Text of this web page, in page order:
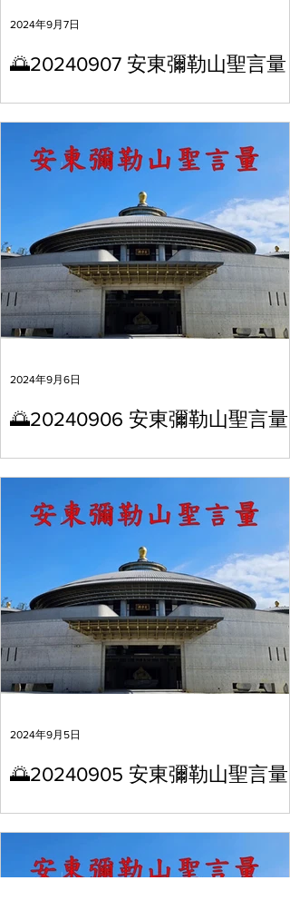
🌅20240907 安東彌勒山聖言量
2024年9月7日
🌅20240906 安東彌勒山聖言量
2024年9月6日
🌅20240905 安東彌勒山聖言量
2024年9月5日